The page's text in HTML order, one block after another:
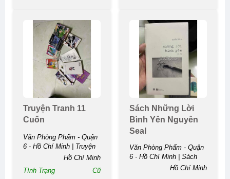
Truyện Tranh 11
Cuốn
Văn Phòng Phẩm - Quận
6 - Hồ Chí Minh | Truyện
Hồ Chí Minh
Tình Trạng
Cũ
Sách Những Lời
Bình Yên Nguyên
Seal
Văn Phòng Phẩm - Quận
6 - Hồ Chí Minh | Sách
Những Lời Bình Yên
Hồ Chí Minh